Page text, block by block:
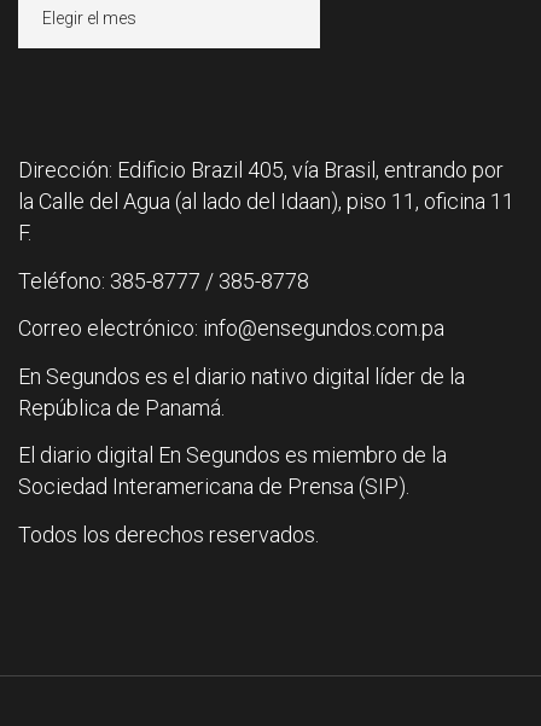
Dirección: Edificio Brazil 405, vía Brasil, entrando por
la Calle del Agua (al lado del Idaan), piso 11, oficina 11
F.
Teléfono: 385-8777 / 385-8778
Correo electrónico: info@ensegundos.com.pa
En Segundos es el diario nativo digital líder de la
República de Panamá.
El diario digital En Segundos es miembro de la
Sociedad Interamericana de Prensa (SIP).
Todos los derechos reservados.